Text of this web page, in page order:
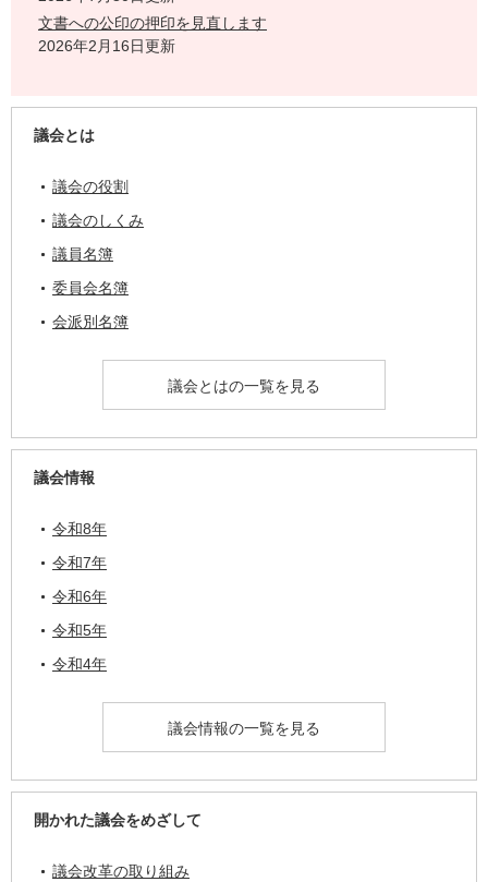
文書への公印の押印を見直します
2026年2月16日更新
議会とは
議会の役割
議会のしくみ
議員名簿
委員会名簿
会派別名簿
議会とはの一覧を見る
議会情報
令和8年
令和7年
令和6年
令和5年
令和4年
議会情報の一覧を見る
開かれた議会をめざして
議会改革の取り組み